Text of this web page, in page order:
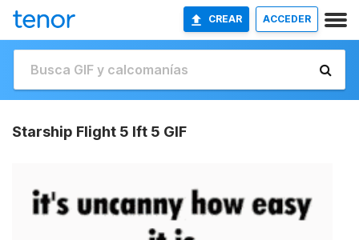
CREAR ACCEDER
Starship Flight 5 Ift 5 GIF